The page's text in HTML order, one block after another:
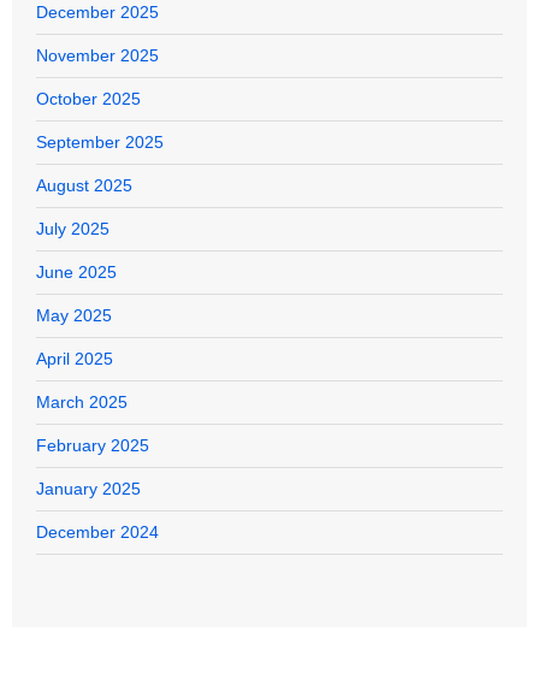
December 2025
November 2025
October 2025
September 2025
August 2025
July 2025
June 2025
May 2025
April 2025
March 2025
February 2025
January 2025
December 2024